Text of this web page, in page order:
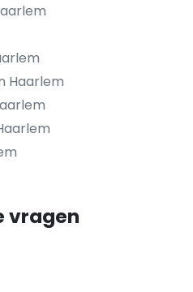
Haarlem
vragen